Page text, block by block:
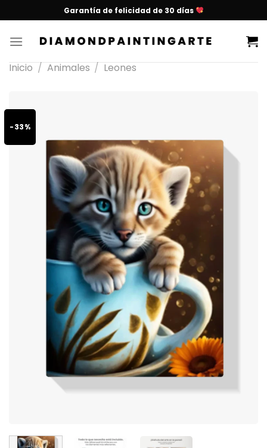
Garantía de felicidad de 30 días
Inicio / Animales / Leones
-33%